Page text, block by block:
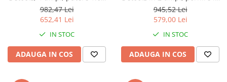
CP, 7000 rpm, 1.2 KW, 38.9
CC, euro V, DZ-M102
982,47 Lei
652,41 Lei
IN STOC
ADAUGA IN COS
sfoara si la buton, putere 1.9
CP, 6500 rpm, 1.4 Kw, 51.7 CC,
euro V, 6 accesorii, DZ-M101
945,52 Lei
579,00 Lei
IN STOC
ADAUGA IN COS